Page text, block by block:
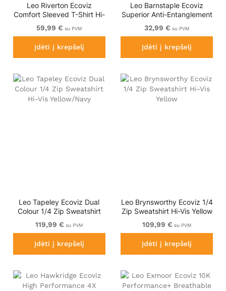
Leo Riverton Ecoviz
Comfort Sleeved T-Shirt Hi-
Vis Yellow
59,99 € su PVM
Įdėti į krepšelį
Leo Barnstaple Ecoviz
Superior Anti-Entanglement
Waistcoat Hi-Vis Yellow
32,99 € su PVM
Įdėti į krepšelį
Leo Tapeley Ecoviz Dual
Colour 1/4 Zip Sweatshirt
Hi-Vis Yellow/Navy
119,99 € su PVM
Įdėti į krepšelį
Leo Brynsworthy Ecoviz 1/4
Zip Sweatshirt Hi-Vis Yellow
109,99 € su PVM
Įdėti į krepšelį